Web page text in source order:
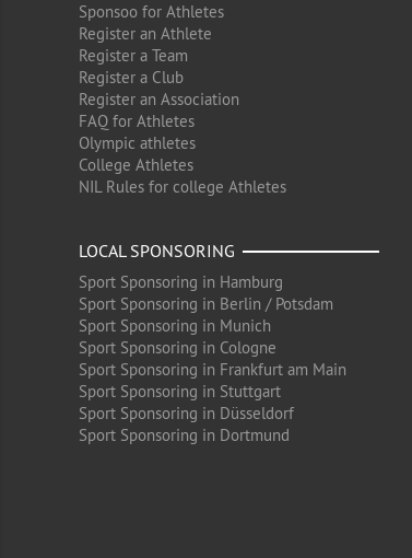
Sponsoo for Athletes
Register an Athlete
Register a Team
Register a Club
Register an Association
FAQ for Athletes
Olympic athletes
College Athletes
NIL Rules for college Athletes
LOCAL SPONSORING
Sport Sponsoring in Hamburg
Sport Sponsoring in Berlin / Potsdam
Sport Sponsoring in Munich
Sport Sponsoring in Cologne
Sport Sponsoring in Frankfurt am Main
Sport Sponsoring in Stuttgart
Sport Sponsoring in Düsseldorf
Sport Sponsoring in Dortmund